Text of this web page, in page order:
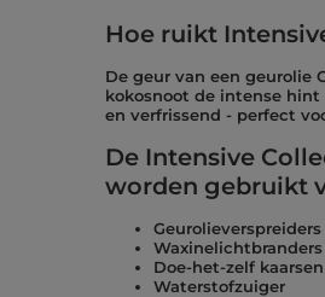
Hoe ruikt
De geur van een geurolie
kokosnoot de intense
en verfrissend - perfect
De Intensive
worden gebruikt
Geurolieverspreiders
Waxinelichtbranders
Doe-het-zelf kaarsen
Waterstofzuiger